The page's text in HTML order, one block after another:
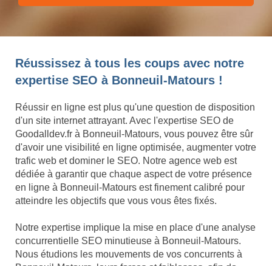
Réussissez à tous les coups avec notre
expertise SEO à Bonneuil-Matours !
Réussir en ligne est plus qu'une question de disposition
d'un site internet attrayant. Avec l'expertise SEO de
Goodalldev.fr à Bonneuil-Matours, vous pouvez être sûr
d'avoir une visibilité en ligne optimisée, augmenter votre
trafic web et dominer le SEO. Notre agence web est
dédiée à garantir que chaque aspect de votre présence
en ligne à Bonneuil-Matours est finement calibré pour
atteindre les objectifs que vous vous êtes fixés.
Notre expertise implique la mise en place d'une analyse
concurrentielle SEO minutieuse à Bonneuil-Matours.
Nous étudions les mouvements de vos concurrents à